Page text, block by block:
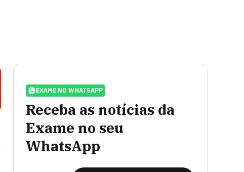
EXAME NO WHATSAPP
Receba as notícias da
Exame no seu
WhatsApp